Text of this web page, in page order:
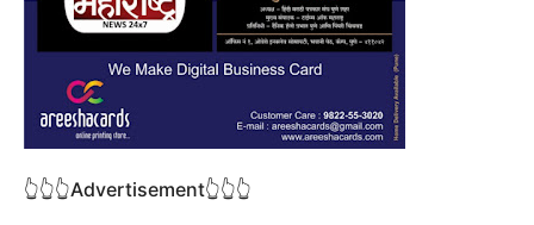
👆👆👆Advertisement👆👆👆